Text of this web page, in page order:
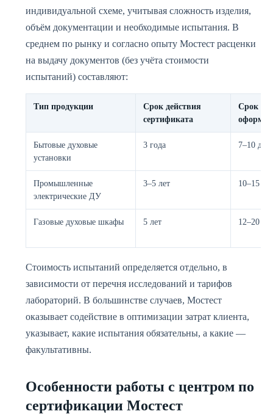
индивидуальной схеме, учитывая сложность изделия,
объём документации и необходимые испытания. В
среднем по рынку и согласно опыту Мостест расценки
на выдачу документов (без учёта стоимости
испытаний) составляют:
Тип продукции
Срок действия
сертификата
Срок
Бытовые духовые
установки
3 года 7–10
Промышленные
электрические ДУ
3–5 лет 10–15
Газовые духовые шкафы 5 лет 12–20
Стоимость испытаний определяется отдельно, в
зависимости от перечня исследований и тарифов
лабораторий. В большинстве случаев, Мостест
оказывает содействие в оптимизации затрат клиента,
указывает, какие испытания обязательны, а какие —
факультативны.
Особенности работы с центром по
сертификации Мостест